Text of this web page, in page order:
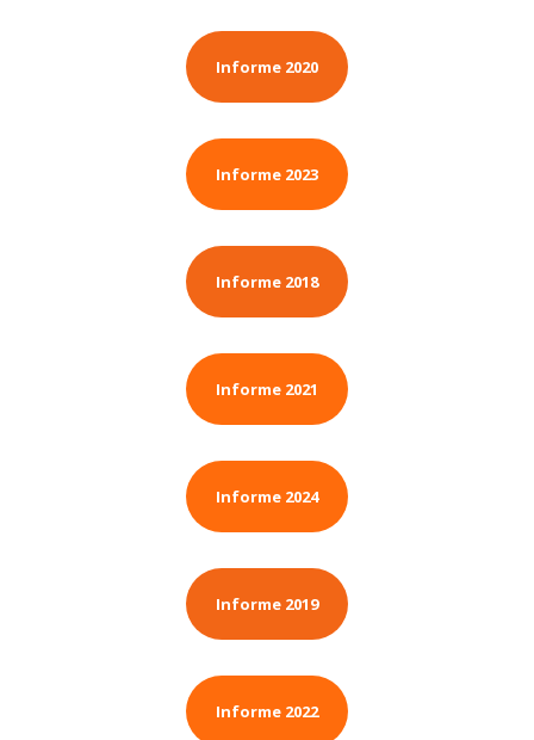
Informe 2020
Informe 2023
Informe 2018
Informe 2021
Informe 2024
Informe 2019
Informe 2022